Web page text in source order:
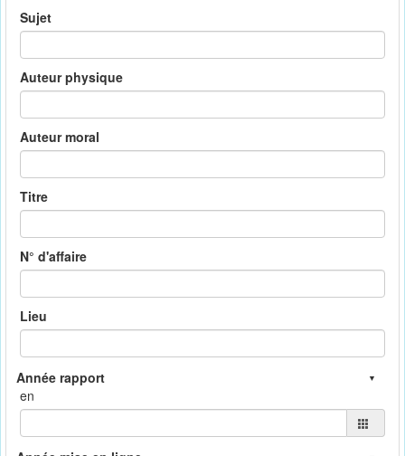
Sujet
Auteur physique
Auteur moral
Titre
N° d'affaire
Lieu
en